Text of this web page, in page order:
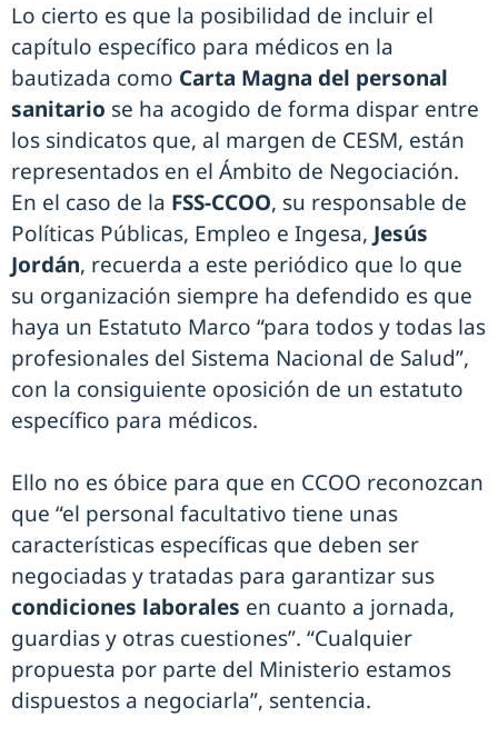
Lo cierto es que la posibilidad de incluir el
capítulo específico para médicos en la
bautizada como Carta Magna del personal
sanitario se ha acogido de forma dispar entre
los sindicatos que, al margen de CESM, están
representados en el Ámbito de Negociación.
En el caso de la FSS-CCOO, su responsable de
Políticas Públicas, Empleo e Ingesa, Jesús
Jordán, recuerda a este periódico que lo que
su organización siempre ha defendido es que
haya un Estatuto Marco “para todos y todas las
profesionales del Sistema Nacional de Salud”,
con la consiguiente oposición de un estatuto
específico para médicos.
Ello no es óbice para que en CCOO reconozcan
que “el personal facultativo tiene unas
características específicas que deben ser
negociadas y tratadas para garantizar sus
condiciones laborales en cuanto a jornada,
guardias y otras cuestiones”. “Cualquier
propuesta por parte del Ministerio estamos
dispuestos a negociarla”, sentencia.